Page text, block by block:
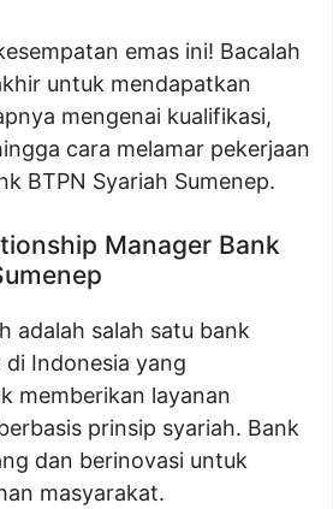
emas ini! Bacalah
untuk mendapatkan
mengenai kualifikasi,
cara melamar pekerjaan
BTPN Syariah Sumenep.
Manager Bank
adalah salah satu bank
Indonesia yang
memberikan layanan
prinsip syariah. Bank
dan berinovasi untuk
masyarakat.